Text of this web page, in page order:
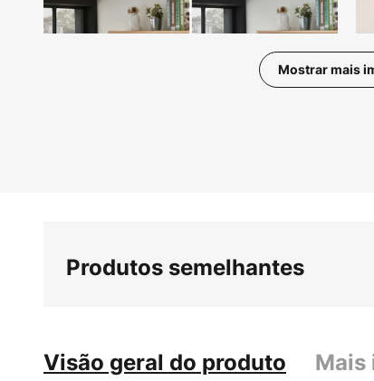
Mostrar mais
imagens
Produtos semelhantes
Visão geral do produto Mais